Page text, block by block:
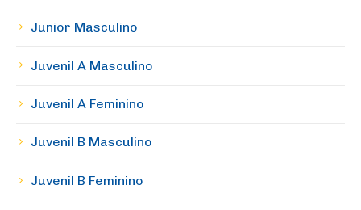
Junior Masculino
Juvenil A Masculino
Juvenil A Feminino
Juvenil B Masculino
Juvenil B Feminino